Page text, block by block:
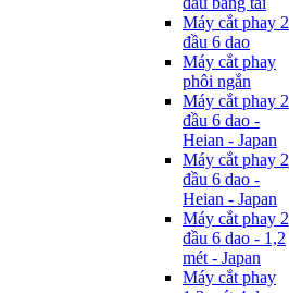
Máy cắt phay 2
đầu 6 dao
Máy cắt phay
phôi ngắn
Máy cắt phay 2
đầu 6 dao -
Heian - Japan
Máy cắt phay 2
đầu 6 dao -
Heian - Japan
Máy cắt phay 2
đầu 6 dao - 1,2
mét - Japan
Máy cắt phay